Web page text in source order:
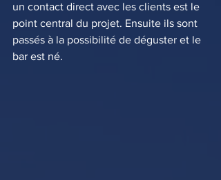
un contact direct avec les clients est le
point central du projet. Ensuite ils sont
passés à la possibilité de déguster et le
bar est né.